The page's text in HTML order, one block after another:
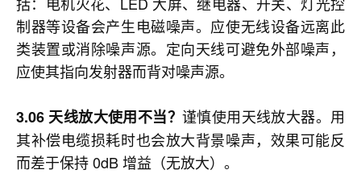
制器等设备会产生电磁噪声。应使无线设备远离此
类装置或消除噪声源。定向天线可避免外部噪声，
应使其指向发射器而背对噪声源。
3.06 天线放大使用不当？ 谨慎使用天线放大器。用
其补偿电缆损耗时也会放大背景噪声，效果可能反
而差于保持 0dB 增益（无放大）。